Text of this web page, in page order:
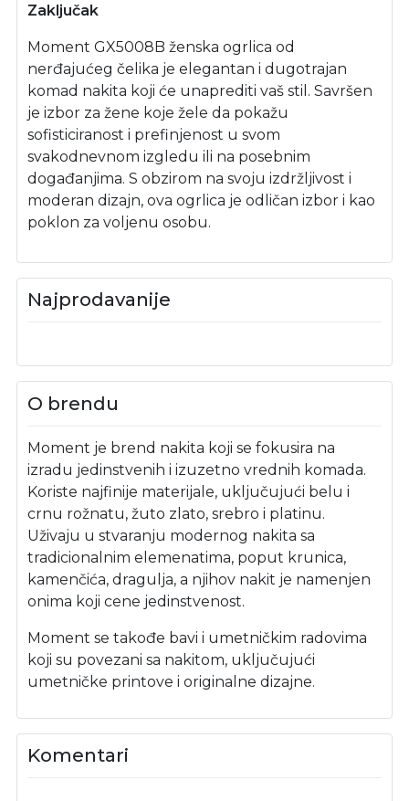
Zaključak
Moment GX5008B ženska ogrlica od
nerđajućeg čelika je elegantan i dugotrajan
komad nakita koji će unaprediti vaš stil. Savršen
je izbor za žene koje žele da pokažu
sofisticiranost i prefinjenost u svom
svakodnevnom izgledu ili na posebnim
događanjima. S obzirom na svoju izdržljivost i
moderan dizajn, ova ogrlica je odličan izbor i kao
poklon za voljenu osobu.
Najprodavanije
O brendu
Moment je brend nakita koji se fokusira na
izradu jedinstvenih i izuzetno vrednih komada.
Koriste najfinije materijale, uključujući belu i
crnu rožnatu, žuto zlato, srebro i platinu.
Uživaju u stvaranju modernog nakita sa
tradicionalnim elemenatima, poput krunica,
kamenčića, dragulja, a njihov nakit je namenjen
onima koji cene jedinstvenost.
Moment se takođe bavi i umetničkim radovima
koji su povezani sa nakitom, uključujući
umetničke printove i originalne dizajne.
Komentari